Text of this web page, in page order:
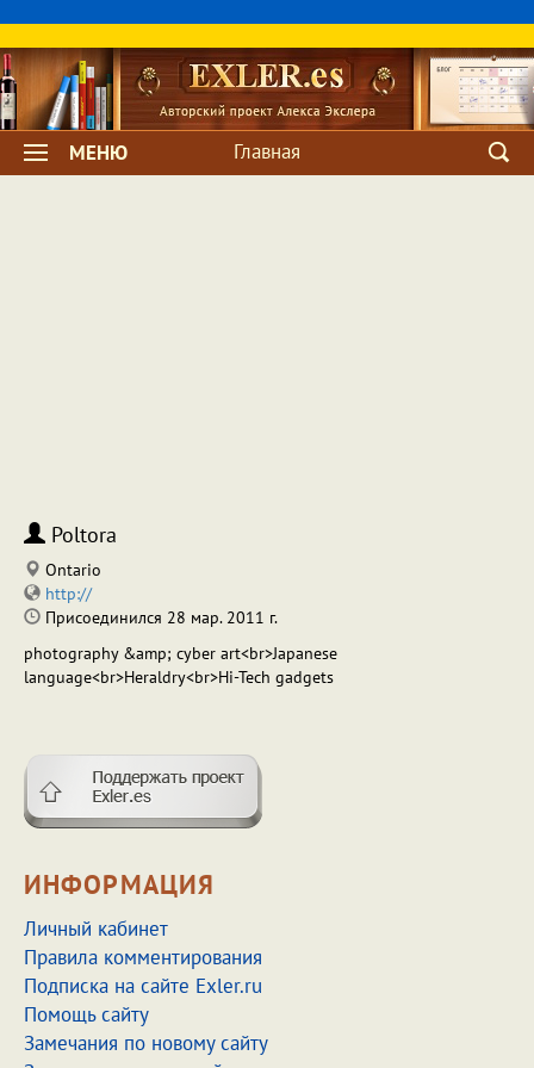
МЕНЮ Главная
Poltora
Ontario
http://
Присоединился 28 мар. 2011 г.
photography &amp; cyber art<br>Japanese
language<br>Heraldry<br>Hi-Tech gadgets
ИНФОРМАЦИЯ
Личный кабинет
Правила комментирования
Подписка на сайте Exler.ru
Помощь сайту
Замечания по новому сайту